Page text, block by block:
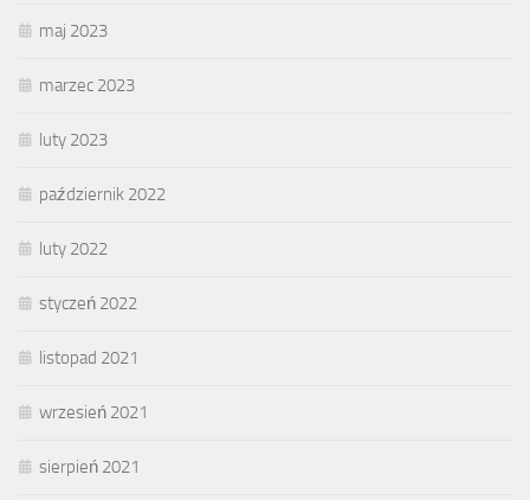
maj 2023
marzec 2023
luty 2023
październik 2022
luty 2022
styczeń 2022
listopad 2021
wrzesień 2021
sierpień 2021